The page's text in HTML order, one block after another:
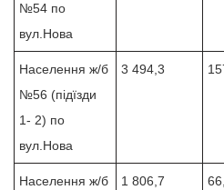
№54 по
вул.Нова
Населення ж/б
№56 (підїзди
1- 2) по
вул.Нова
3 494,3
Населення ж/б
1 806,7